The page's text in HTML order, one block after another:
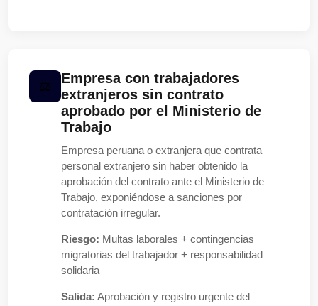
Empresa con trabajadores
extranjeros sin contrato
aprobado por el Ministerio de
Trabajo
Empresa peruana o extranjera que contrata
personal extranjero sin haber obtenido la
aprobación del contrato ante el Ministerio de
Trabajo, exponiéndose a sanciones por
contratación irregular.
Riesgo: Multas laborales + contingencias
migratorias del trabajador + responsabilidad
solidaria
Salida: Aprobación y registro urgente del